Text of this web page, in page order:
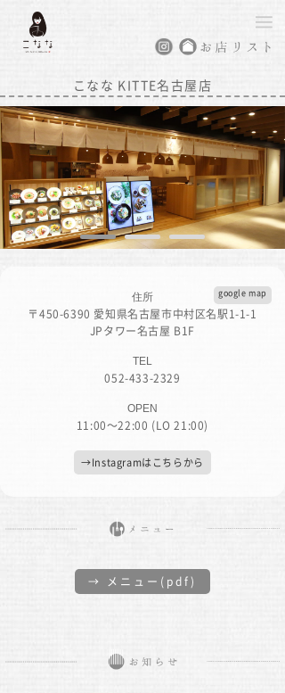
こなな KITTE名古屋店
住所
〒450-6390 愛知県名古屋市中村区名駅1-1-1
JPタワー名古屋 B1F
google map
TEL
052-433-2329
OPEN
11:00〜22:00 (LO 21:00)
→Instagramはこちらから
→ メニュー(pdf)